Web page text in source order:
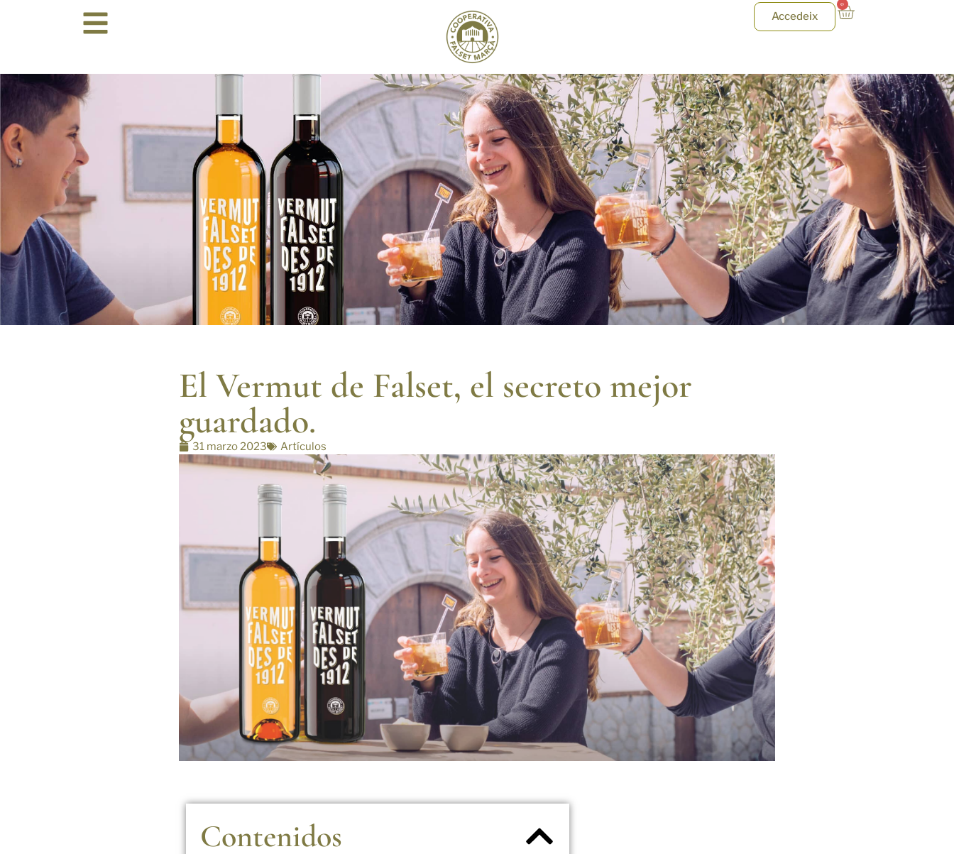
Accedeix
0
El Vermut de Falset, el secreto mejor
guardado.
31 marzo 2023 Artículos
Contenidos